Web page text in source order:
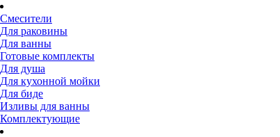
Смесители
Для раковины
Для ванны
Готовые комплекты
Для душа
Для кухонной мойки
Для биде
Изливы для ванны
Комплектующие